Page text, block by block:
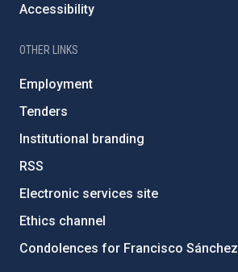
Accessibility
OTHER LINKS
Employment
Tenders
Institutional branding
RSS
Electronic services site
Ethics channel
Condolences for Francisco Sánchez